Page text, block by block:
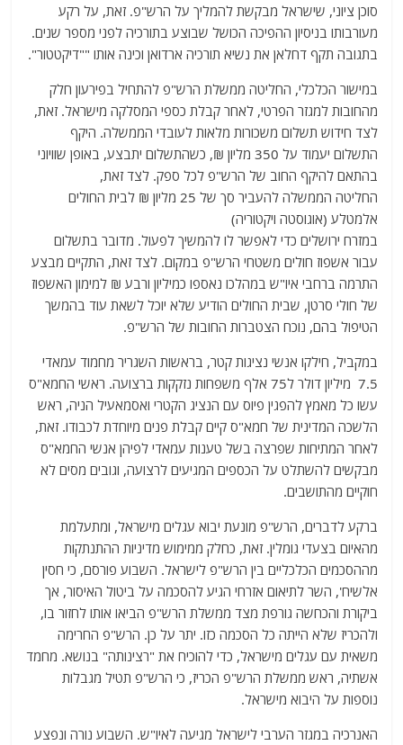
סוכן ציוני, שישראל מבקשת להמליך על הרש"פ. זאת, על רקע
מעורבותו בניסיון ההפיכה הכושל שבוצע בתורכיה לפני מספר שנים.
בתגובה תקף דחלאן את נשיא תורכיה ארדואן וכינה אותו ""דיקטטור".
במישור הכלכלי, החליטה ממשלת הרש"פ להתחיל בפירעון חלק
מהחובות למגזר הפרטי, לאחר קבלת כספי המסלקה מישראל. זאת,
לצד חידוש תשלום משכורות מלאות לעובדי הממשלה. היקף
התשלום יעמוד על 350 מליון ₪, כשהתשלום יתבצע, באופן שוויוני
בהתאם להיקף החוב של הרש"פ לכל ספק. לצד זאת,
החליטה הממשלה להעביר סך של 25 מליון ₪ לבית החולים
אלמטלע (אוגוסטה ויקטוריה)
במזרח ירושלים כדי לאפשר לו להמשיך לפעול. מדובר בתשלום
עבור אשפוז חולים משטחי הרש"פ במקום. לצד זאת, התקיים מבצע
התרמה ברחבי איו"ש במהלכו נאספו כמיליון ורבע ₪ למימון האשפוז
של חולי סרטן, שבית החולים הודיע שלא יוכל לשאת עוד בהמשך
הטיפול בהם, נוכח הצטברות החובות של הרש"פ.
במקביל, חילקו אנשי נציגות קטר, בראשות השגריר מחמוד עמאדי
7.5 מיליון דולר ל75 אלף משפחות נזקקות ברצועה. ראשי החמא"ס
עשו כל מאמץ להפגין פיוס עם הנציג הקטרי ואסמאעיל הניה, ראש
הלשכה המדינית של חמא"ס קיים קבלת פנים מיוחדת לכבודו. זאת,
לאחר המתיחות שפרצה בשל טענות עמאדי לפיהן אנשי החמא"ס
מבקשים להשתלט על הכספים המגיעים לרצועה, וגובים מסים לא
חוקיים מהתושבים.
ברקע לדברים, הרש"פ מונעת יבוא עגלים מישראל, ומתעלמת
מהאיום בצעדי גומלין. זאת, כחלק ממימוש מדיניות ההתנתקות
מההסכמים הכלכליים בין הרש"פ לישראל. השבוע פורסם, כי חסין
אלשיח', השר לתיאום אזרחי הגיע להסכמה על ביטול האיסור, אך
ביקורת והכחשה גורפת מצד ממשלת הרש"פ הביאו אותו לחזור בו,
ולהכריז שלא הייתה כל הסכמה כזו. יתר על כן. הרש"פ החרימה
משאית עם עגלים מישראל, כדי להוכיח את "רצינותה" בנושא. מחמד
אשתיה, ראש ממשלת הרש"פ הכריז, כי הרש"פ תטיל מגבלות
נוספות על היבוא מישראל.
האנרכיה במגזר הערבי לישראל מגיעה לאיו"ש. השבוע נורה ונפצע